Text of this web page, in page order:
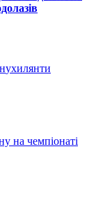
ухилянти
на чемпіонаті